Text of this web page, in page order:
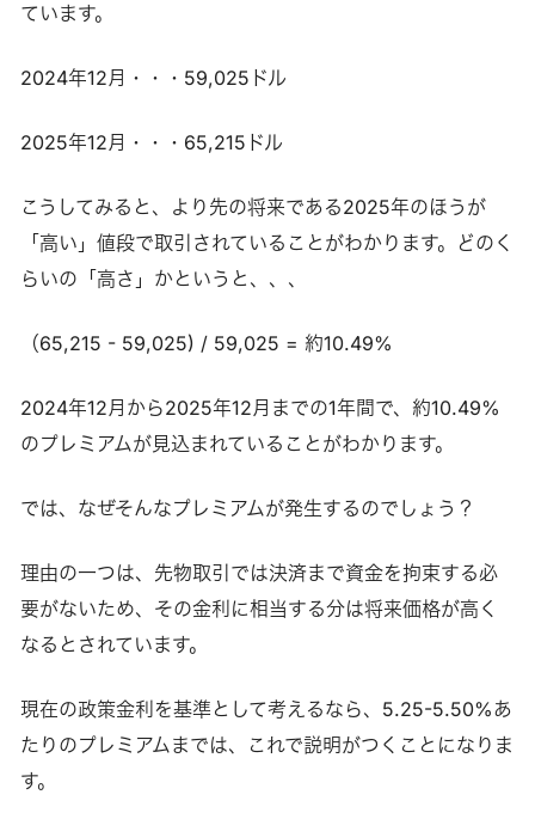
ています。
2024年12月・・・59,025ドル
2025年12月・・・65,215ドル
こうしてみると、より先の将来である2025年のほうが
「高い」値段で取引されていることがわかります。どのく
らいの「高さ」かというと、、、
（65,215 - 59,025) / 59,025 = 約10.49%
2024年12月から2025年12月までの1年間で、約10.49%
のプレミアムが見込まれていることがわかります。
では、なぜそんなプレミアムが発生するのでしょう？
理由の一つは、先物取引では決済まで資金を拘束する必
要がないため、その金利に相当する分は将来価格が高く
なるとされています。
現在の政策金利を基準として考えるなら、5.25-5.50%あ
たりのプレミアムまでは、これで説明がつくことになりま
す。